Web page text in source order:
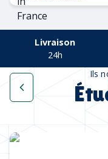
Livraison
24h
Ils
Une collection